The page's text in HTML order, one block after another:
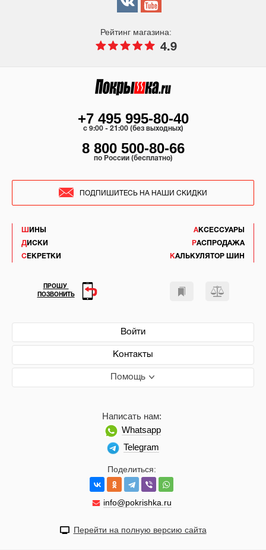
Рейтинг магазина:
4.9
ШИНЫ
ДИСКИ
СЕКРЕТКИ
АКСЕССУАРЫ
РАСПРОДАЖА
КАЛЬКУЛЯТОР ШИН
Войти
Контакты
Помощь
Поделиться:
info@pokrishka.ru
Написать нам:
Whatsapp
Telegram
+7 495 995-80-40
c 9:00 - 21:00 (без выходных)
8 800 500-80-66
по России (бесплатно)
ПОДПИШИТЕСЬ НА НАШИ СКИДКИ
ПРОШУ
ПОЗВОНИТЬ
Перейти на полную версию сайта